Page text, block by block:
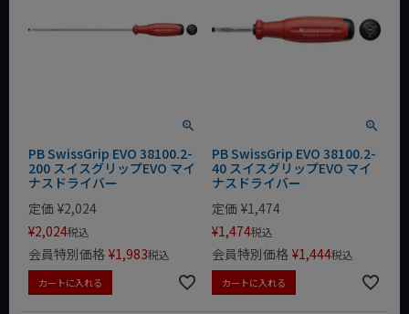
PB SwissGrip EVO 38100.2-
200 スイスグリップEVO マイ
ナスドライバー
定価 ¥2,024
¥2,024税込
会員特別価格 ¥1,983税込
カートに入れる
PB SwissGrip EVO 38100.2-
40 スイスグリップEVO マイ
ナスドライバー
定価 ¥1,474
¥1,474税込
会員特別価格 ¥1,444税込
カートに入れる